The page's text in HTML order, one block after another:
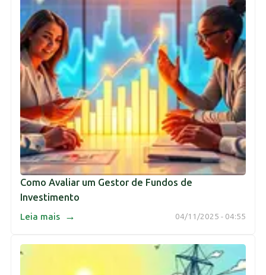
Como Avaliar um Gestor de Fundos de
Investimento
04/11/2025 - 04:55
Leia mais →